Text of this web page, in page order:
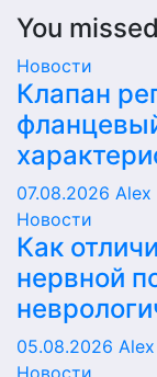
You missed
Новости
Клапан
07.08.2026 Alex
Новости
Как
нервной
05.08.2026 Alex
Новости